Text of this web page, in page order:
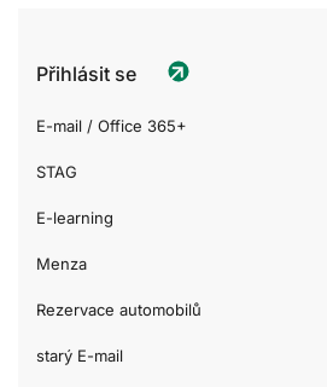
Přihlásit se
E-mail / Office 365+
STAG
E-learning
Menza
Rezervace automobilů
starý E-mail